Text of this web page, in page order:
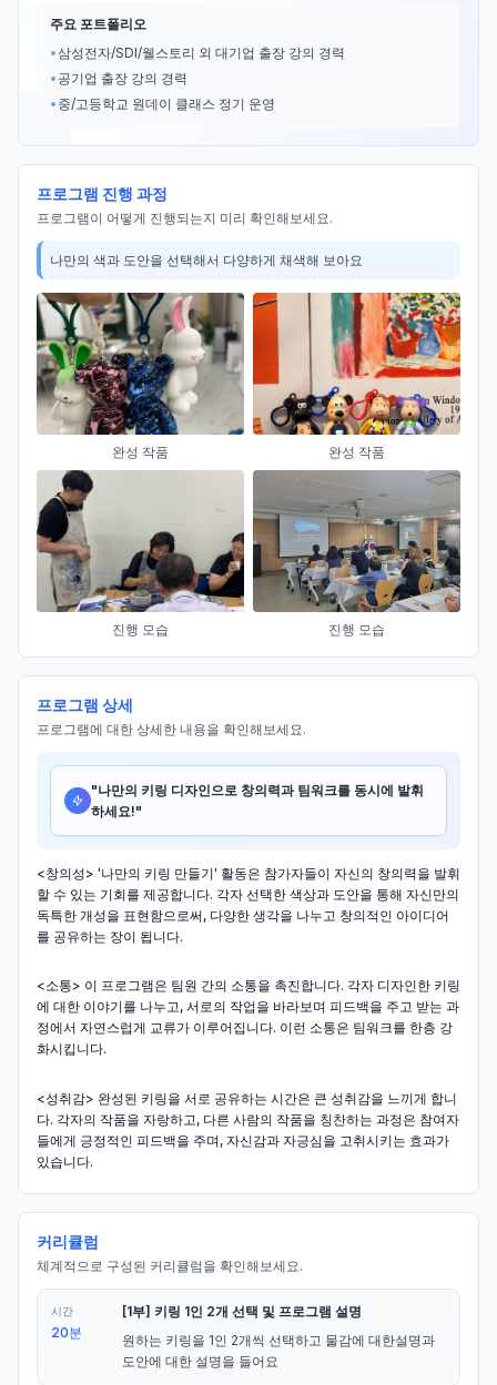
주요 포트폴리오
•삼성전자/SDI/웰스토리 외 대기업 출장 강의 경력
• 공기업 출장 강의 경력
• 중/고등학교 원데이 클래스 정기 운영
프로그램 진행 과정
프로그램이 어떻게 진행되는지 미리 확인해보세요.
나만의 색과 도안을 선택해서 다양하게 채색해 보아요
완성 작품 완성 작품
진행 모습 진행 모습
프로그램 상세
프로그램에 대한 상세한 내용을 확인해보세요.
"나만의 키링 디자인으로 창의력과 팀워크를 동시에 발휘
하세요!"
<창의성> '나만의 키링 만들기' 활동은 참가자들이 자신의 창의력을 발휘
할 수 있는 기회를 제공합니다. 각자 선택한 색상과 도안을 통해 자신만의
독특한 개성을 표현함으로써, 다양한 생각을 나누고 창의적인 아이디어
를 공유하는 장이 됩니다.
<소통> 이 프로그램은 팀원 간의 소통을 촉진합니다. 각자 디자인한 키링
에 대한 이야기를 나누고, 서로의 작업을 바라보며 피드백을 주고 받는 과
정에서 자연스럽게 교류가 이루어집니다. 이런 소통은 팀워크를 한층 강
화시킵니다.
<성취감> 완성된 키링을 서로 공유하는 시간은 큰 성취감을 느끼게 합니
다. 각자의 작품을 자랑하고, 다른 사람의 작품을 칭찬하는 과정은 참여자
들에게 긍정적인 피드백을 주며, 자신감과 자긍심을 고취시키는 효과가
있습니다.
커리큘럼
체계적으로 구성된 커리큘럼을 확인해보세요.
시간
20분
[1부] 키링 1인 2개 선택 및 프로그램 설명
원하는 키링을 1인 2개씩 선택하고 물감에 대한설명과
도안에 대한 설명을 들어요